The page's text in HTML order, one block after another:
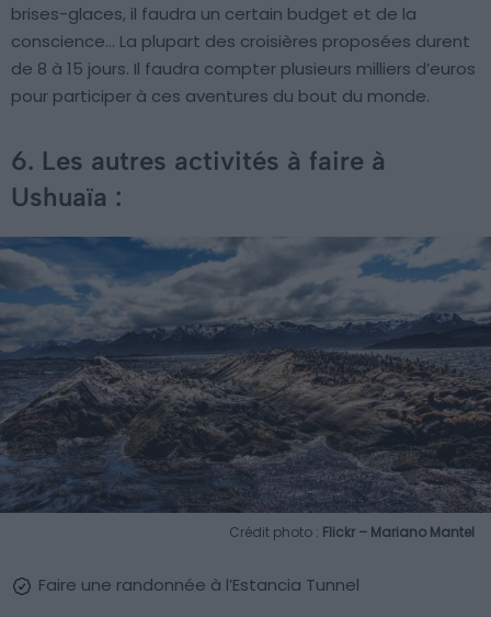
brises-glaces, il faudra un certain budget et de la
conscience… La plupart des croisières proposées durent
de 8 à 15 jours. Il faudra compter plusieurs milliers d’euros
pour participer à ces aventures du bout du monde.
6. Les autres activités à faire à
Ushuaïa :
Crédit photo : Flickr – Mariano Mantel
Faire une randonnée à l’Estancia Tunnel